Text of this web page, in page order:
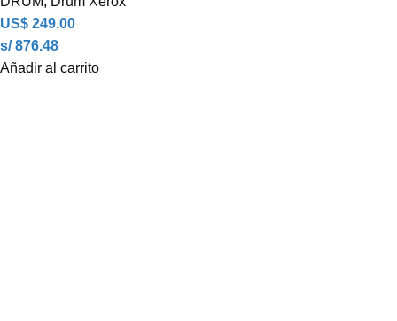
US$ 249.00
s/ 876.48
Añadir al carrito